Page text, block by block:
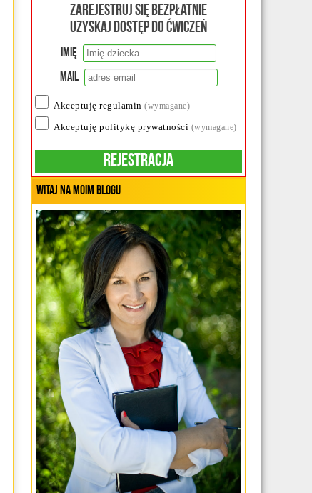
Zarejestruj się bezpłatnie
uzyskaj dostęp do ćwiczeń
Imię
Mail
Akceptuję regulamin(wymagane)
Akceptuję politykę prywatności (wymagane)
Rejestracja
Witaj na moim blogu